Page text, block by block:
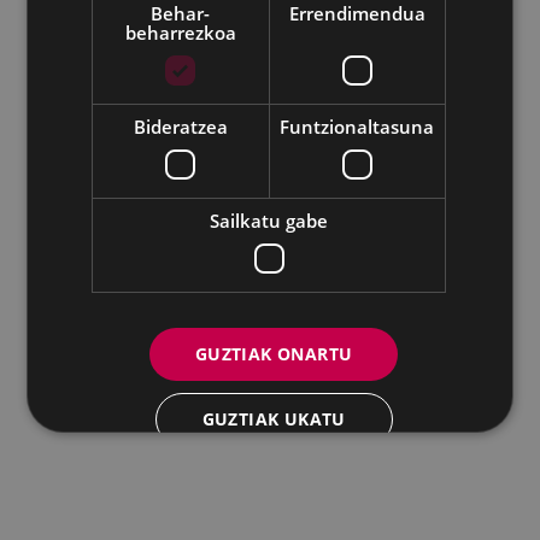
Udalaren sare sozial guztiak
Eibarko Andretxea - Isasi kalea, 11 | 20600 Eibar
Andretxea: 943 54 39 38Berdintasuna: 943 70 84 40
andretxea@eibar.eus
berdintasuna@eibar.eus
IFZ: P2003100A | DIR3 L01200300
Behar-
beharrezkoa
Errendimendua
Bideratzea Funtzionaltasuna
Sailkatu gabe
GUZTIAK ONARTU
GUZTIAK UKATU